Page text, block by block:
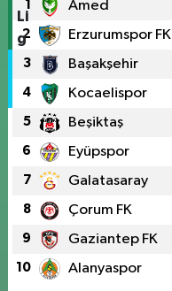
1 Amed
2 Erzurumspor FK
3 Başakşehir
4 Kocaelispor
5 Beşiktaş
6 Eyüpspor
7 Galatasaray
8 Çorum FK
9 Gaziantep FK
10 Alanyaspor